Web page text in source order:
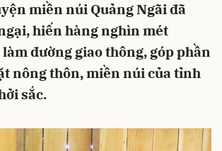
miền núi Quảng Ngãi đã
hiến hàng nghìn mét
đường giao thông, góp phần
nông thôn, miền núi của tỉnh
sắc.